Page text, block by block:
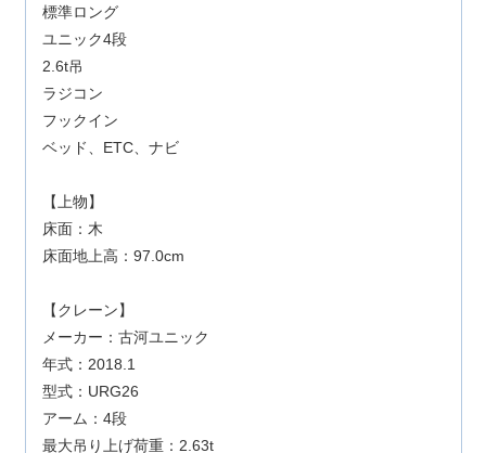
標準ロング
ユニック4段
2.6t吊
ラジコン
フックイン
ベッド、ETC、ナビ
【上物】
床面：木
床面地上高：97.0cm
【クレーン】
メーカー：古河ユニック
年式：2018.1
型式：URG26
アーム：4段
最大吊り上げ荷重：2.63t